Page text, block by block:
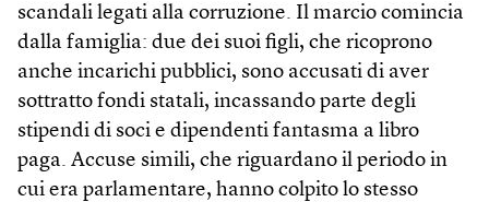
scandali legati alla corruzione. Il marcio comincia
dalla famiglia: due dei suoi figli, che ricoprono
anche incarichi pubblici, sono accusati di aver
sottratto fondi statali, incassando parte degli
stipendi di soci e dipendenti fantasma a libro
paga. Accuse simili, che riguardano il periodo in
cui era parlamentare, hanno colpito lo stesso